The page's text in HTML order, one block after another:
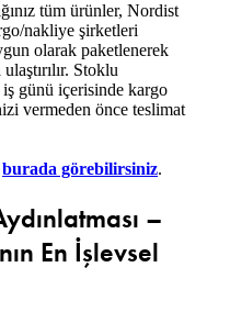
tüm ürünler, Nordist
nakliye şirketleri
olarak paketlenerek
Stoklu
günü içerisinde kargo
vermeden önce teslimat
burada görebilirsiniz.
–
En İşlevsel